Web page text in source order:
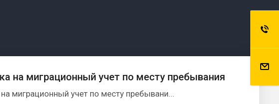
на миграционный учет по месту пребывания
миграционный учет по месту пребывани...